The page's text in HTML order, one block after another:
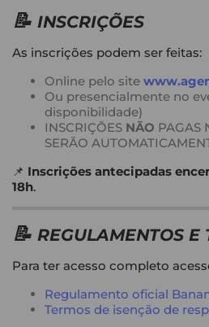
📝 INSCRIÇÕES
As inscrições podem ser feitas:
Online pelo site
Ou presencialmente no
disponibilidade)
INSCRIÇÕES NÃO PAGAS
SERÃO
📌 Inscrições antecipadas
18h.
📝 REGULAMENTOS E
Para ter acesso completo
Regulamento oficial
Termos de isenção de